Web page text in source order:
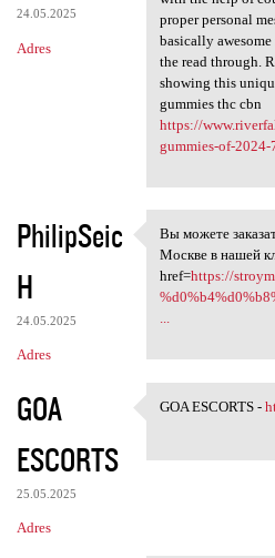
24.05.2025
Adres
proper personal
basically
the read through.
showing this
gummies thc cbn
https://
gummies-of-2024-
PhilipSeic
H
24.05.2025
Adres
Bы можете
Bы можете
Москве в нашей
href=https://
...
GOA
ESCORTS
25.05.2025
Adres
GOA
GOA ESCORTS -